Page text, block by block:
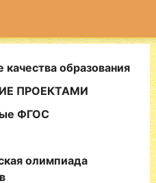
образования
ПРОЕКТАМИ
ФГОС
олимпиада